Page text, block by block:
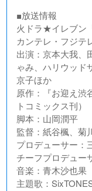
■放送情報
火ドラ★イレブン
カンテレ・フジテ
出演：京本大我、
ゃみ、ハリウッド
京子ほか
原作：『お迎え渋
トコミックス刊）
脚本：山岡潤平
監督：紙谷楓、菊
プロデューサー：
チーフプロデュー
音楽：青木沙也果
主題歌：